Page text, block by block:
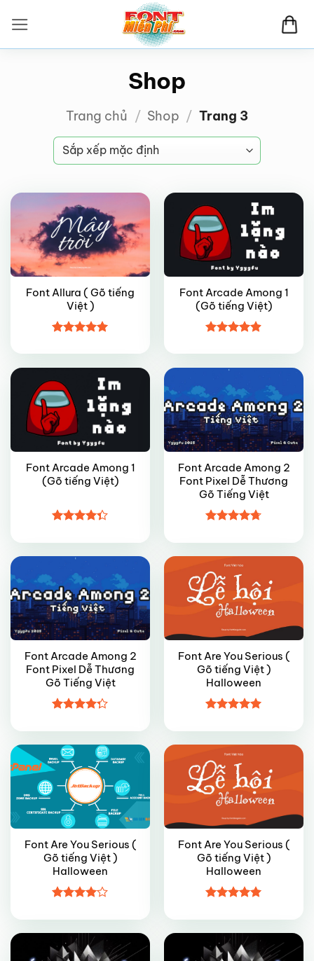
qua
nội
Shop
Trang chủ / Shop / Trang 3
Font Allura ( Gõ tiếng
Việt )
hạng4.95
5 sao
FREE
Font Arcade Among 1
(Gõ tiếng Việt)
hạng4.95
sao
Font Arcade Among 1
(Gõ tiếng Việt)
hạng4.35
5 sao
Font Arcade Among 2
Font Pixel Dễ Thương
Gõ Tiếng Việt
hạng4.75
sao
Font Arcade Among 2
Font Pixel Dễ Thương
Gõ Tiếng Việt
hạng4.27
5 sao
Font Are You Serious (
Gõ tiếng Việt )
Halloween
hạng55
sao
Font Are You Serious (
Gõ tiếng Việt )
Halloween
xếp hạng
45 sao
Font Are You Serious (
Gõ tiếng Việt )
Halloween
hạng4.95
5 sao